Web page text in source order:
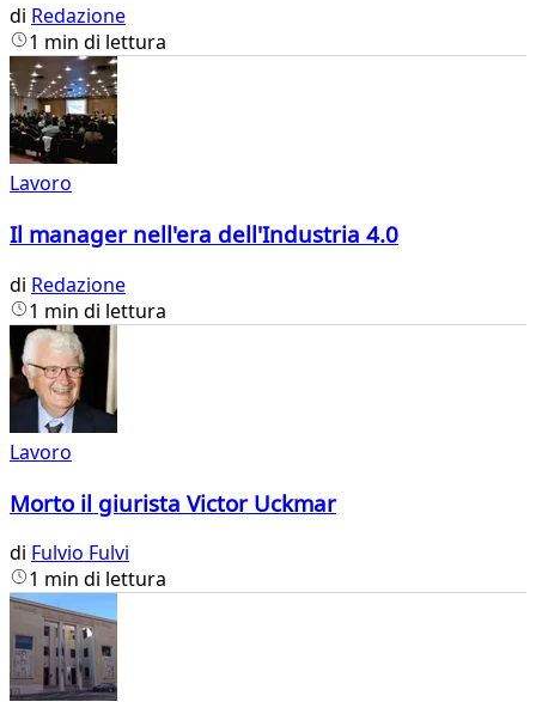
di Redazione
1 min di lettura
Lavoro
Il manager nell'era dell'Industria 4.0
di Redazione
1 min di lettura
Lavoro
Morto il giurista Victor Uckmar
di Fulvio Fulvi
1 min di lettura